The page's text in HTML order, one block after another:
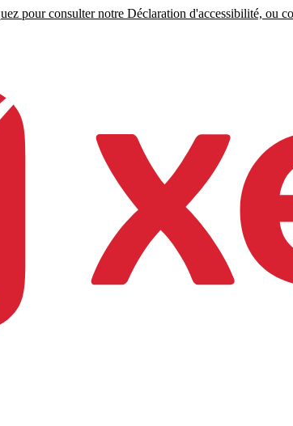
pour consulter notre Déclaration d'accessibilité, ou